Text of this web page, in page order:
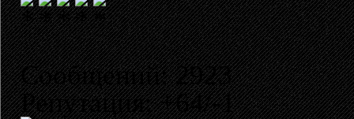
Сообщений: 2923
Репутация: +64/-1